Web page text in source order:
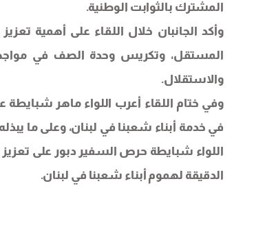
المشترك بالثوابت الوطنية.
وأكد الجانبان خلال اللقاء على أهمية
المستقل، وتكريس وحدة الصف في مواجهة
والاستقلال.
وفي ختام اللقاء أعرب اللواء ماهر
في خدمة أبناء شعبنا في لبنان، وعلى ما
اللواء شبايطة حرص السفير دبور على
الدقيقة لهموم أبناء شعبنا في لبنان.